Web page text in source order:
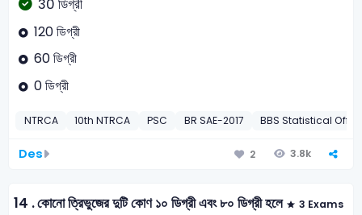
30 ডিগ্রী
120 ডিগ্রী
60 ডিগ্রী
0 ডিগ্রী
NTRCA 10th NTRCA PSC BR SAE-2017 BBS Statistical
Des 2 3.8k
14 .কোনো ত্রিভুজের দুটি কোণ ১০ ডিগ্রী এবং ৮০ ডিগ্রী হলে
3 Exams